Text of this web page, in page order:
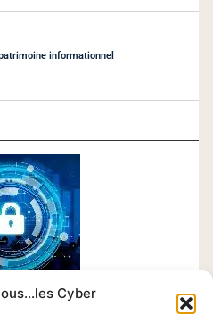
Cyber
informationnel
témoignage d’un expert en